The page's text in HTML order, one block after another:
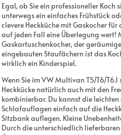
Egal, ob Sie ein professioneller Koch
unterwegs ein einfaches Frühstück
clevere Heckküche mit Gaskocher
auf jeden Fall eine Überlegung wert!
Gaskartuschenkocher, der
eingebauten Staufächern ist das
wirklich ein Kinderspiel.
Wenn Sie im VW Multivan T5/T6/
Heckkücke natürlich auch mit den
kombinierbar. Du kannst die
Schlafauflagen einfach auf die
Sitzbank auflegen. Kleine
Durch die unterschiedlich